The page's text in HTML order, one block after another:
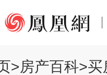
>房产百科>买